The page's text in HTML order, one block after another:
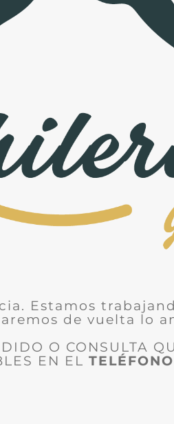
Estamos
de vuelta lo
O CONSULTA
EN EL TELÉFONO